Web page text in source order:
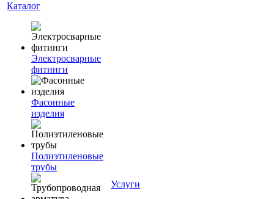
Каталог
Электросварные
фитинги
Фасонные
изделия
Полиэтиленовые
трубы
Услуги